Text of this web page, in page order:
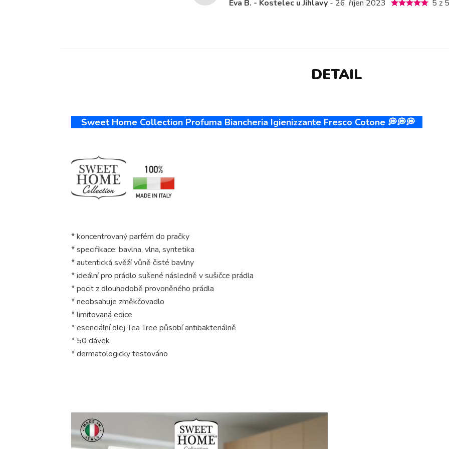
5 z 5
Eva B. - Kostelec u Jihlavy - 26. říjen 2023
DETAIL
Sweet Home Collection Profuma Biancheria Igienizzante Fresco Cotone 💭💭💭
* koncentrovaný parfém do pračky
* specifikace: bavlna, vlna, syntetika
* autentická svěží vůně čisté bavlny
* ideální pro prádlo sušené následně v sušičce prádla
* pocit z dlouhodobě provoněného prádla
* neobsahuje změkčovadlo
* limitovaná edice
* esenciální olej Tea Tree působí antibakteriálně
* 50 dávek
* dermatologicky testováno